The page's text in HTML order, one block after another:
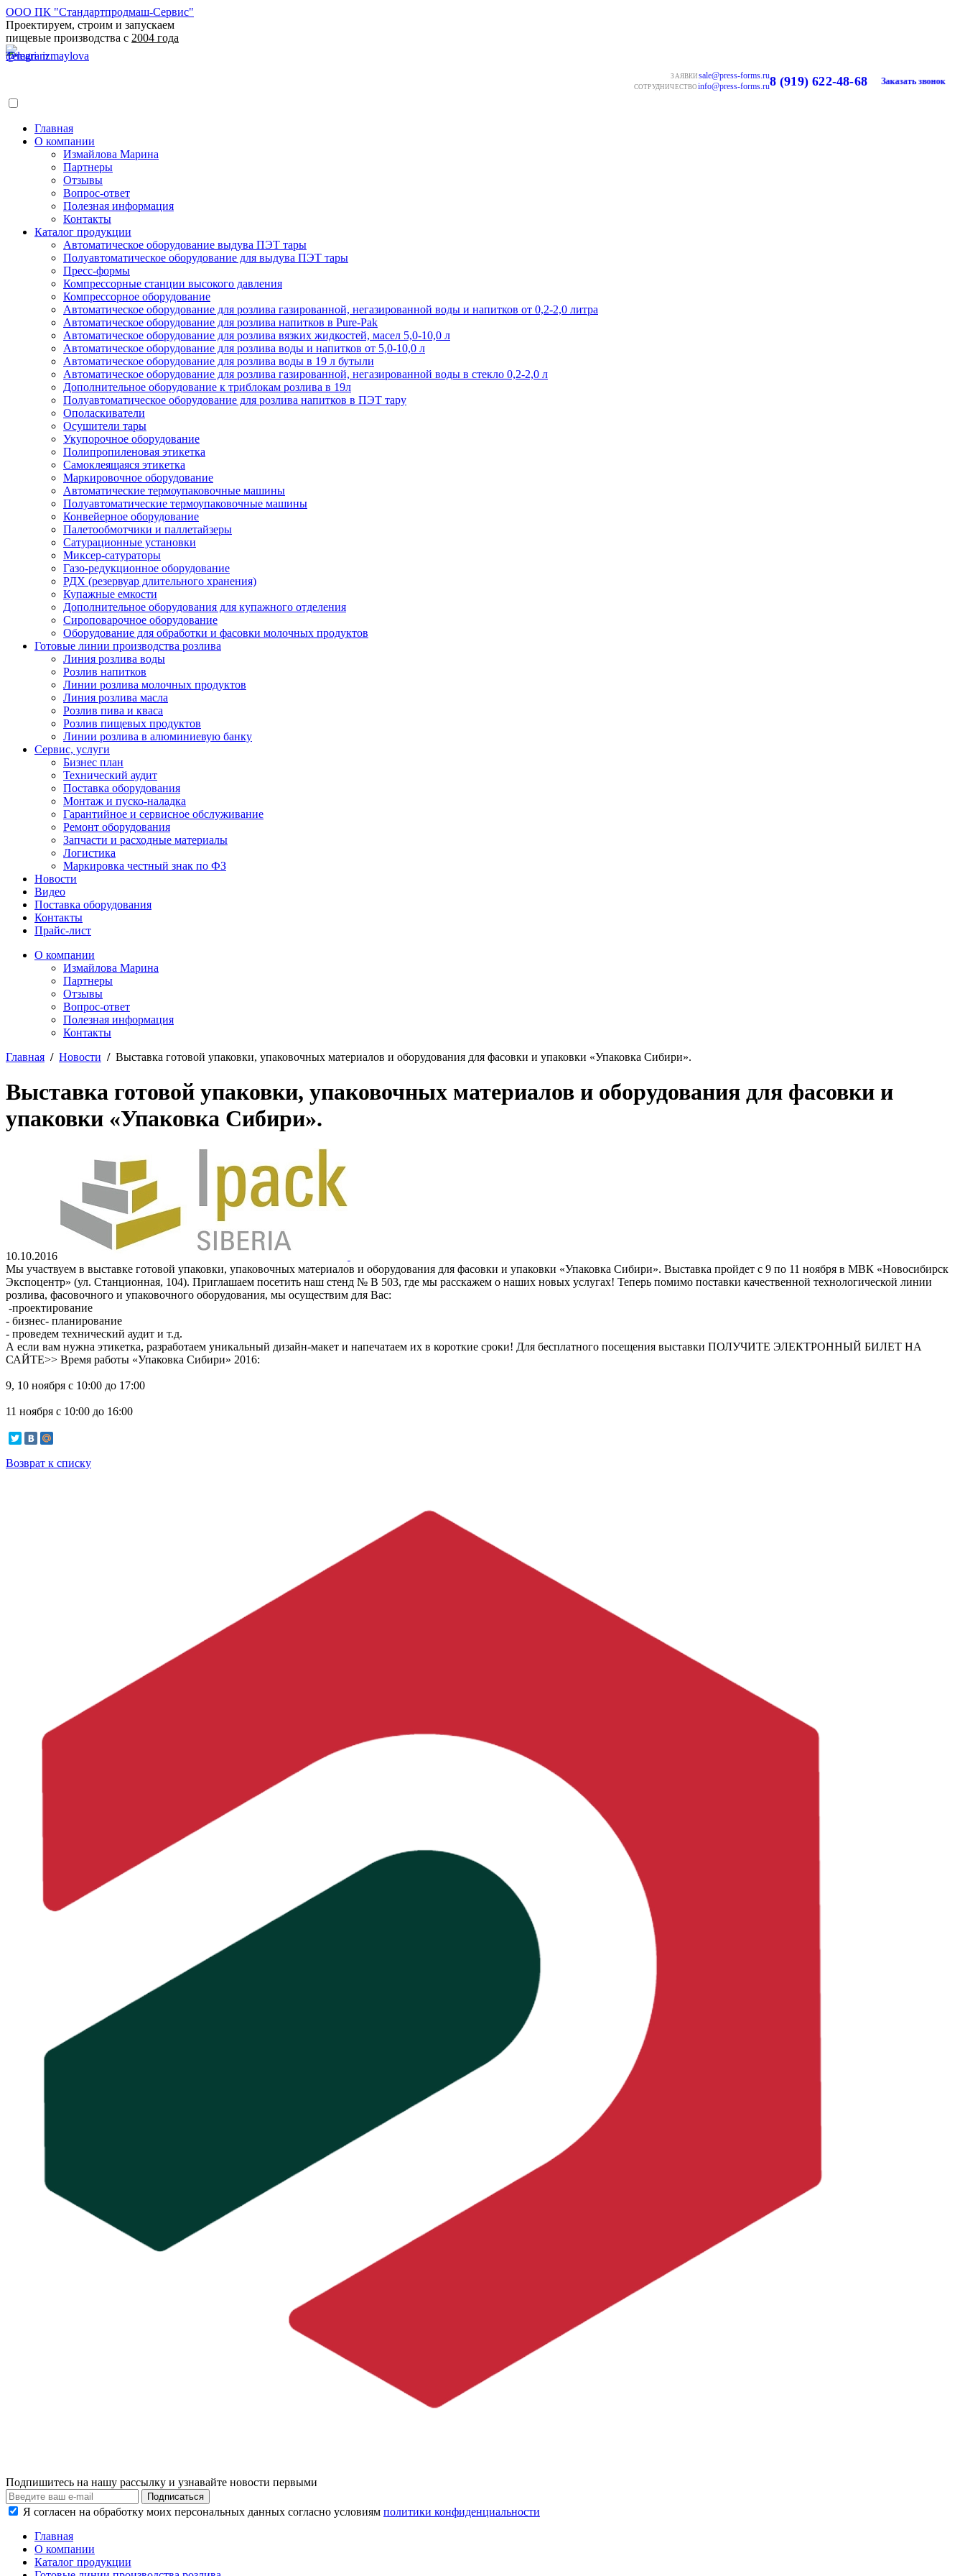
ООО ПК "Стандартпродмаш-Сервис"
Проектируем, строим и запускаем
пищевые производства с 2004 года
ЗАЯВКИ sale@press-forms.ru
СОТРУДНИЧЕСТВО info@press-forms.ru8 (919) 622-48-68 Заказать звонок
Главная
О компании
Измайлова Марина
Партнеры
Отзывы
Вопрос-ответ
Полезная информация
Контакты
Каталог продукции
Автоматическое оборудование выдува ПЭТ тары
Полуавтоматическое оборудование для выдува ПЭТ тары
Пресс-формы
Компрессорные станции высокого давления
Компрессорное оборудование
Автоматическое оборудование для розлива газированной, негазированной воды и напитков от 0,2-2,0 литра
Автоматическое оборудование для розлива напитков в Pure-Pak
Автоматическое оборудование для розлива вязких жидкостей, масел 5,0-10,0 л
Автоматическое оборудование для розлива воды и напитков от 5,0-10,0 л
Автоматическое оборудование для розлива воды в 19 л бутыли
Автоматическое оборудование для розлива газированной, негазированной воды в стекло 0,2-2,0 л
Дополнительное оборудование к триблокам розлива в 19л
Полуавтоматическое оборудование для розлива напитков в ПЭТ тару
Ополаскиватели
Осушители тары
Укупорочное оборудование
Полипропиленовая этикетка
Самоклеящаяся этикетка
Маркировочное оборудование
Автоматические термоупаковочные машины
Полуавтоматические термоупаковочные машины
Конвейерное оборудование
Палетообмотчики и паллетайзеры
Сатурационные установки
Миксер-сатураторы
Газо-редукционное оборудование
РДХ (резервуар длительного хранения)
Купажные емкости
Дополнительное оборудования для купажного отделения
Сироповарочное оборудование
Оборудование для обработки и фасовки молочных продуктов
Готовые линии производства розлива
Линия розлива воды
Розлив напитков
Линии розлива молочных продуктов
Линия розлива масла
Розлив пива и кваса
Розлив пищевых продуктов
Линии розлива в алюминиевую банку
Сервис, услуги
Бизнес план
Технический аудит
Поставка оборудования
Монтаж и пуско-наладка
Гарантийное и сервисное обслуживание
Ремонт оборудования
Запчасти и расходные материалы
Логистика
Маркировка честный знак по ФЗ
Новости
Видео
Поставка оборудования
Контакты
Прайс-лист
О компании
Измайлова Марина
Партнеры
Отзывы
Вопрос-ответ
Полезная информация
Контакты
Главная / Новости / Выставка готовой упаковки, упаковочных материалов и оборудования для фасовки и упаковки «Упаковка Сибири».
Выставка готовой упаковки, упаковочных материалов и оборудования для фасовки и
упаковки «Упаковка Сибири».
10.10.2016
Мы участвуем в выставке готовой упаковки, упаковочных материалов и оборудования для фасовки и упаковки «Упаковка Сибири». Выставка пройдет с 9 по 11 ноября в МВК «Новосибирск
Экспоцентр» (ул. Станционная, 104). Приглашаем посетить наш стенд № В 503, где мы расскажем о наших новых услугах! Теперь помимо поставки качественной технологической линии
розлива, фасовочного и упаковочного оборудования, мы осуществим для Вас:
-проектирование
- бизнес- планирование
- проведем технический аудит и т.д.
А если вам нужна этикетка, разработаем уникальный дизайн-макет и напечатаем их в короткие сроки! Для бесплатного посещения выставки ПОЛУЧИТЕ ЭЛЕКТРОННЫЙ БИЛЕТ НА
САЙТЕ>> Время работы «Упаковка Сибири» 2016:
9, 10 ноября с 10:00 до 17:00
11 ноября с 10:00 до 16:00
Возврат к списку
Подпишитесь на нашу рассылку и узнавайте новости первыми
Я согласен на обработку моих персональных данных согласно условиям политики конфиденциальности
Главная
О компании
Каталог продукции